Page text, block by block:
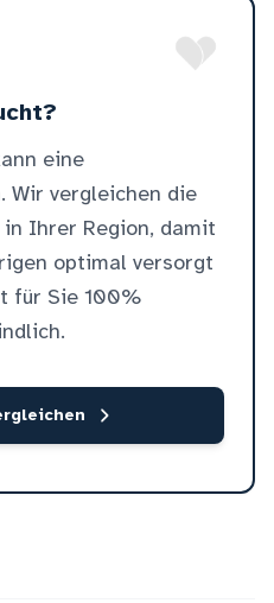
eine
Wir vergleichen die
Ihrer Region, damit
optimal versorgt
für Sie 100%